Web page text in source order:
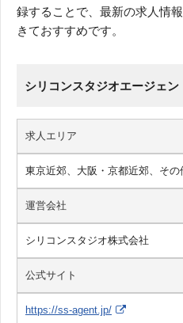
録することで、最新の求人情
きておすすめです。
シリコンスタジオエージェ
求人エリア
東京近郊、大阪・京都近郊、その
運営会社
シリコンスタジオ株式会社
公式サイト
https://ss-agent.jp/